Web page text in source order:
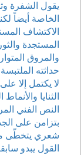
يقول الشفرة
الخاصة أيضاً
الاكتشاف
المستجدة
والمروق
حداثته
لا يكتمل إلا
الثنايا
النص الفني
بتزامن على
شعري يتخطّى
القول يبدو